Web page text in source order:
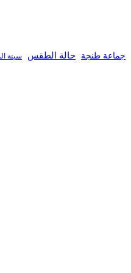
جماعة طنجة حالة الطقس سبتة